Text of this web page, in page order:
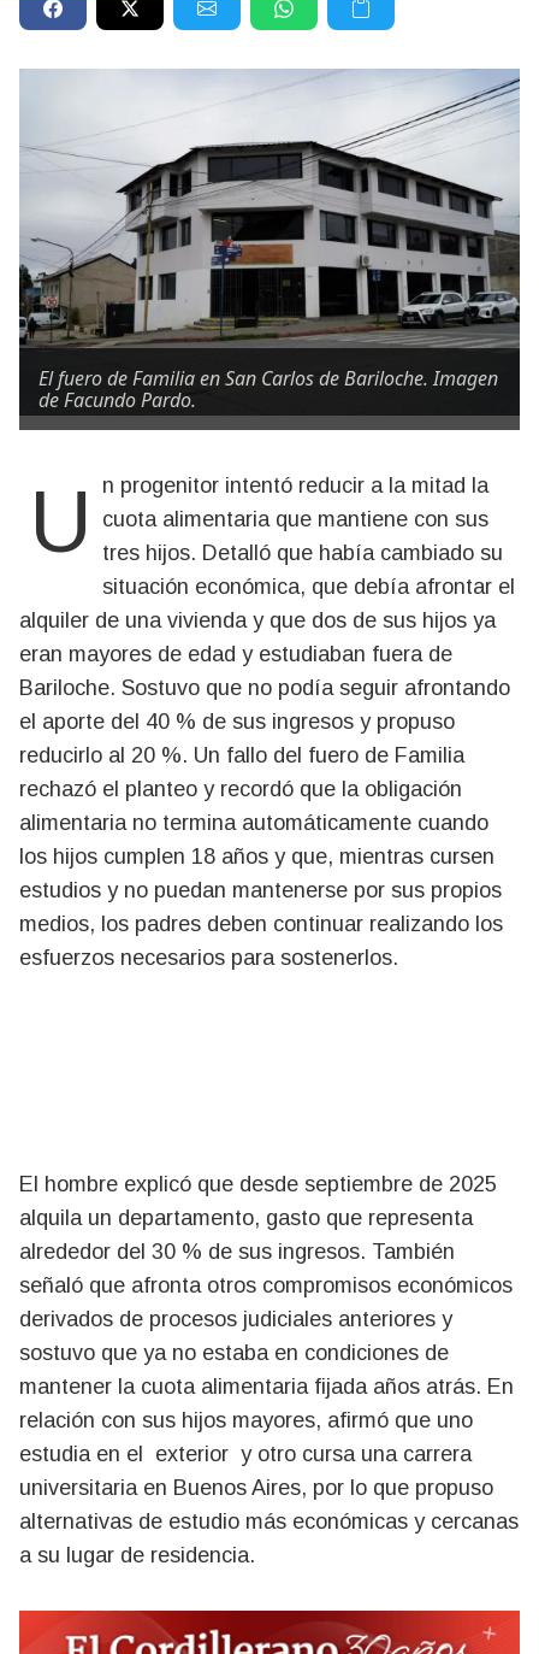
El fuero de Familia en San Carlos de Bariloche. Imagen
de Facundo Pardo.
Un progenitor intentó reducir a la mitad la
cuota alimentaria que mantiene con sus
tres hijos. Detalló que había cambiado su
situación económica, que debía afrontar el
alquiler de una vivienda y que dos de sus hijos ya
eran mayores de edad y estudiaban fuera de
Bariloche. Sostuvo que no podía seguir afrontando
el aporte del 40 % de sus ingresos y propuso
reducirlo al 20 %. Un fallo del fuero de Familia
rechazó el planteo y recordó que la obligación
alimentaria no termina automáticamente cuando
los hijos cumplen 18 años y que, mientras cursen
estudios y no puedan mantenerse por sus propios
medios, los padres deben continuar realizando los
esfuerzos necesarios para sostenerlos.
El hombre explicó que desde septiembre de 2025
alquila un departamento, gasto que representa
alrededor del 30 % de sus ingresos. También
señaló que afronta otros compromisos económicos
derivados de procesos judiciales anteriores y
sostuvo que ya no estaba en condiciones de
mantener la cuota alimentaria fijada años atrás. En
relación con sus hijos mayores, afirmó que uno
estudia en el exterior y otro cursa una carrera
universitaria en Buenos Aires, por lo que propuso
alternativas de estudio más económicas y cercanas
a su lugar de residencia.